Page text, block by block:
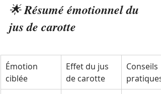
🌟 Résumé émotionnel du
jus de carotte
Émotion
ciblée
Effet du jus
de carotte
Conseils
pratiques